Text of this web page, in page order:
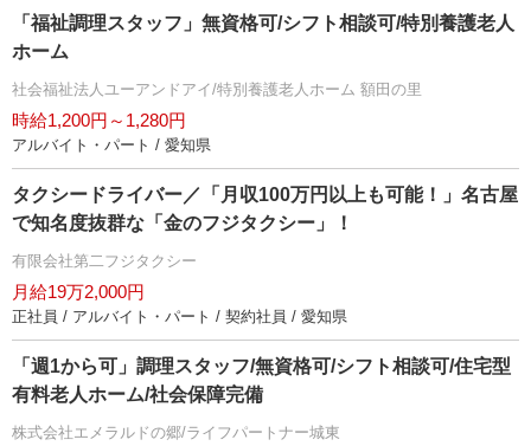
「福祉調理スタッフ」無資格可/シフト相談可/特別養護老人
ホーム
社会福祉法人ユーアンドアイ/特別養護老人ホーム 額田の里
時給1,200円～1,280円
アルバイト・パート / 愛知県
タクシードライバー／「月収100万円以上も可能！」名古屋
で知名度抜群な「金のフジタクシー」！
有限会社第二フジタクシー
月給19万2,000円
正社員 / アルバイト・パート / 契約社員 / 愛知県
「週1から可」調理スタッフ/無資格可/シフト相談可/住宅型
有料老人ホーム/社会保障完備
株式会社エメラルドの郷/ライフパートナー城東